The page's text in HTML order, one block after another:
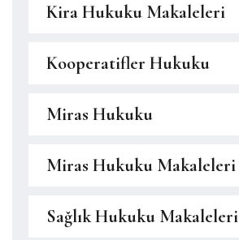
Kira Hukuku Makaleleri
Kooperatifler Hukuku
Miras Hukuku
Miras Hukuku Makaleleri
Sağlık Hukuku Makaleleri